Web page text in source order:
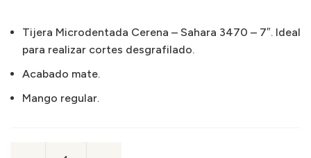
Tijera Microdentada Cerena – Sahara 3470 – 7″. Ideal
para realizar cortes desgrafilado.
Acabado mate.
Mango regular.